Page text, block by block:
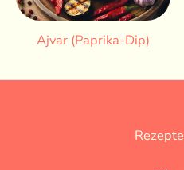
Ajvar (Paprika-Dip)